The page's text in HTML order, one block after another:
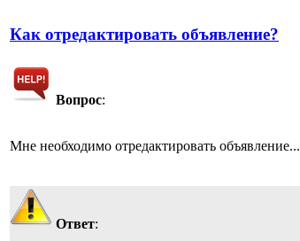
Как отредактировать объявление?
Вопрос:
Мне необходимо отредактировать
Ответ: